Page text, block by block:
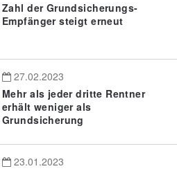
Zahl der Grundsicherungs-
Empfänger steigt erneut
27.02.2023
Mehr als jeder dritte Rentner
erhält weniger als
Grundsicherung
23.01.2023